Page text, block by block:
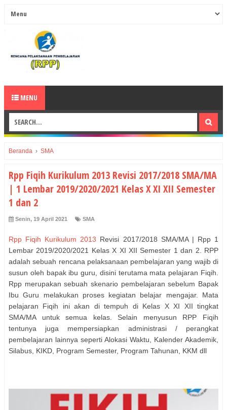
MENU
Beranda › SMA
Rpp Fiqih Kurikulum 2013 Revisi 2017/2018 SMA/MA
| 1 Lembar 2019/2020/2021 Kelas X XI XII Semester
1 dan 2
Senin, 19 April 2021 SMA
Rpp Fiqih Kurikulum 2013 Revisi 2017/2018 SMA/MA | Rpp 1
Lembar 2019/2020/2021 Kelas X XI XII Semester 1 dan 2. RPP
adalah sebuah rencana pelaksanaan pembelajaran yang wajib di
susun oleh bapak ibu guru, disini terutama mata pelajaran Fiqih.
Rpp merupakan sebuah skenario pembelajaran sebelum Bapak
Ibu Guru melakukan proses kegiatan belajar mengajar. Mata
pelajaran Fiqih ini akan di tempuh di Kelas X XI XII tingkat
SMA/MA untuk semua kelas. Selain menyusun RPP Fiqih
tentunya juga mempersiapkan administrasi / perangkat
pembelajaran lainnya seperti Alokasi Waktu, Kalender Akademik,
Silabus, KIKD, Program Semester, Program Tahunan, KKM dll